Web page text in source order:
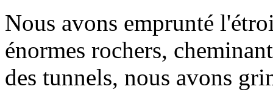
Nous avons emprunté
énormes rochers,
des tunnels, nous avons